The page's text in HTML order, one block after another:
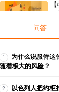
【
问答
1
为什么说服侍这
随着极大的风险？
2
以色列人把约柜